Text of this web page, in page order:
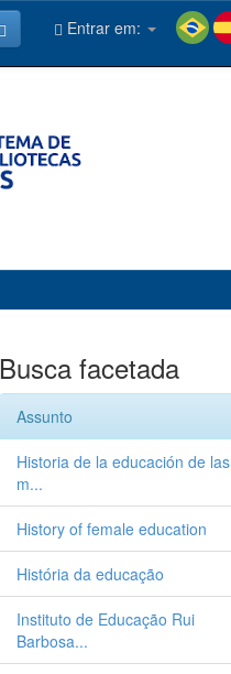
Entrar em:
Busca facetada
Assunto
Historia de la educación de las
m...
History of female education
História da educação
Instituto de Educação Rui
Barbosa...